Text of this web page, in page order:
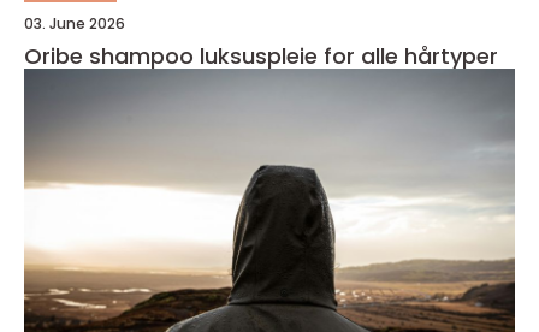
03. June 2026
Oribe shampoo luksuspleie for alle hårtyper